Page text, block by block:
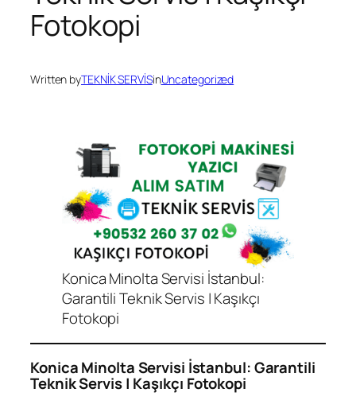
Fotokopi
Written byTEKNİK SERVİSinUncategorized
Konica Minolta Servisi İstanbul:
Garantili Teknik Servis | Kaşıkçı
Fotokopi
Konica Minolta Servisi İstanbul: Garantili
Teknik Servis | Kaşıkçı Fotokopi